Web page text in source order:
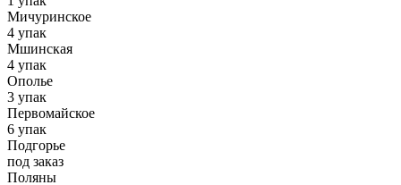
Мичуринское
4 упак
Мшинская
4 упак
Ополье
3 упак
Первомайское
6 упак
Подгорье
под заказ
Поляны